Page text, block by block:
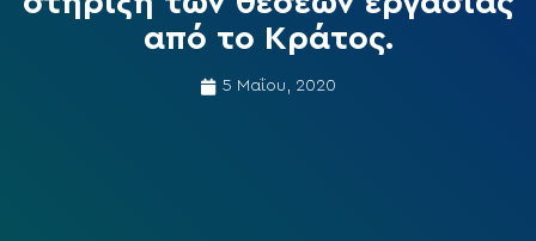
από το Κράτος.
5 Μαΐου, 2020